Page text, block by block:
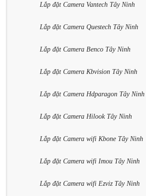
Lắp đặt Camera Vantech Tây Ninh
Lắp đặt Camera Questech Tây Ninh
Lắp đặt Camera Benco Tây Ninh
Lắp đặt Camera Kbvision Tây Ninh
Lắp đặt Camera Hdparagon Tây Ninh
Lắp đặt Camera Hilook Tây Ninh
Lắp đặt Camera wifi Kbone Tây Ninh
Lắp đặt Camera wifi Imou Tây Ninh
Lắp đặt Camera wifi Ezviz Tây Ninh